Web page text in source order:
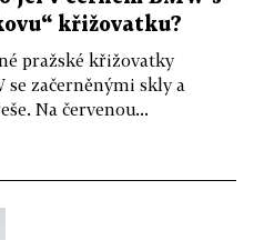
křižovatku?
pražské křižovatky
začerněnými skly a
Na červenou...